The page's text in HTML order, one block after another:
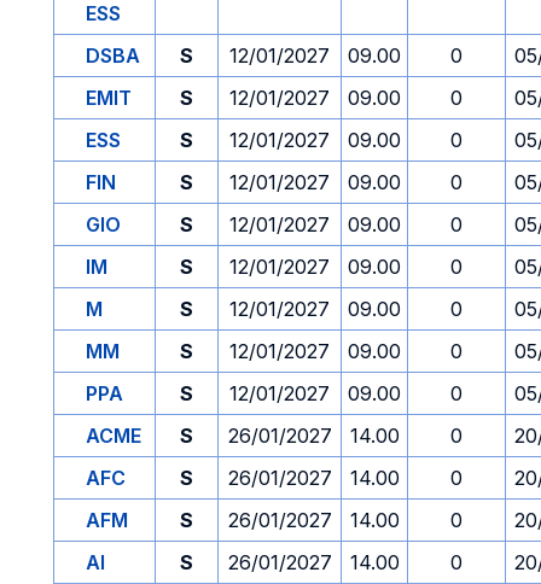
ESS
DSBA S 12/01/2027 09.00 0
EMIT
S 12/01/2027 09.00 0
ESS
S 12/01/2027 09.00 0
FIN
S 12/01/2027 09.00 0
GIO
S 12/01/2027 09.00 0
IM
S 12/01/2027 09.00 0
M
S 12/01/2027 09.00 0
MM
S 12/01/2027 09.00 0
PPA
S 12/01/2027 09.00 0
ACME
S 26/01/2027 14.00 0
AFC
S 26/01/2027 14.00 0
AFM
S 26/01/2027 14.00 0
AI
S 26/01/2027 14.00 0